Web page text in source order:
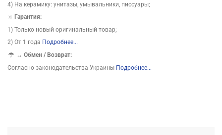
4) На керамику: унитазы, умывальники, писсуары;
☼ Гарантия:
1) Только новый оригинальный товар;
2) От 1 года Подробнее...
↔Обмен / Возврат:
Согласно законодательства Украины Подробнее...